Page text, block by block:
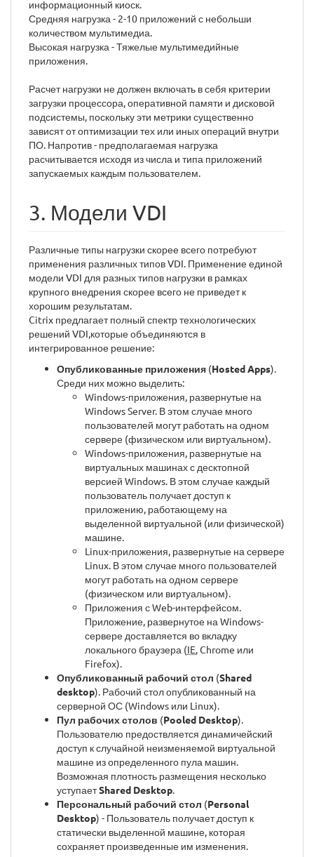
информационный киоск.
Средняя нагрузка - 2-10 приложений с небольши
количеством мультимедиа.
Высокая нагрузка - Тяжелые мультимедийные
приложения.
Расчет нагрузки не должен включать в себя критерии
загрузки процессора, оперативной памяти и дисковой
подсистемы, поскольку эти метрики существенно
зависят от оптимизации тех или иных операций внутри
ПО. Напротив - предполагаемая нагрузка
расчитывается исходя из числа и типа приложений
запускаемых каждым пользователем.
3. Модели VDI
Различные типы нагрузки скорее всего потребуют
применения различных типов VDI. Применение единой
модели VDI для разных типов нагрузки в рамках
крупного внедрения скорее всего не приведет к
хорошим результатам.
Citrix предлагает полный спектр технологических
решений VDI,которые объединяются в
интегрированное решение:
Опубликованные приложения (Hosted Apps).
Среди них можно выделить:
Windows-приложения, развернутые на
Windows Server. В этом случае много
пользователей могут работать на одном
сервере (физическом или виртуальном).
Windows-приложения, развернутые на
виртуальных машинах с десктопной
версией Windows. В этом случае каждый
пользователь получает доступ к
приложению, работающему на
выделенной виртуальной (или физической)
машине.
Linux-приложения, развернутые на сервере
Linux. В этом случае много пользователей
могут работать на одном сервере
(физическом или виртуальном).
Приложения с Web-интерфейсом.
Приложение, развернутое на Windows-
сервере доставляется во вкладку
локального браузера (IE, Chrome или
Firefox).
Опубликованный рабочий стол (Shared
desktop). Рабочий стол опубликованный на
серверной ОС (Windows или Linux).
Пул рабочих столов (Pooled Desktop).
Пользователю предоствляется динамичейский
доступ к случайной неизменяемой виртуальной
машине из определенного пула машин.
Возможная плотность размещения несколько
уступаетShared Desktop.
Персональный рабочий стол (Personal
Desktop) - Пользователь получает доступ к
статически выделенной машине, которая
сохраняет произведенные им изменения.